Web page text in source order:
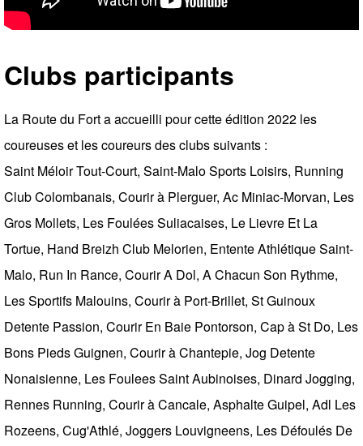
Clubs participants
La Route du Fort a accueilli pour cette édition 2022 les
coureuses et les coureurs des clubs suivants :
Saint Méloir Tout-Court, Saint-Malo Sports Loisirs, Running
Club Colombanais, Courir à Plerguer, Ac Miniac-Morvan, Les
Gros Mollets, Les Foulées Suliacaises, Le Lievre Et La
Tortue, Hand Breizh Club Melorien, Entente Athlétique Saint-
Malo, Run In Rance, Courir A Dol, A Chacun Son Rythme,
Les Sportifs Malouins, Courir à Port-Brillet, St Guinoux
Detente Passion, Courir En Baie Pontorson, Cap à St Do, Les
Bons Pieds Guignen, Courir à Chantepie, Jog Detente
Nonaisienne, Les Foulees Saint Aubinoises, Dinard Jogging,
Rennes Running, Courir à Cancale, Asphalte Guipel, Adl Les
Rozeens, Cug'Athlé, Joggers Louvigneens, Les Défoulés De